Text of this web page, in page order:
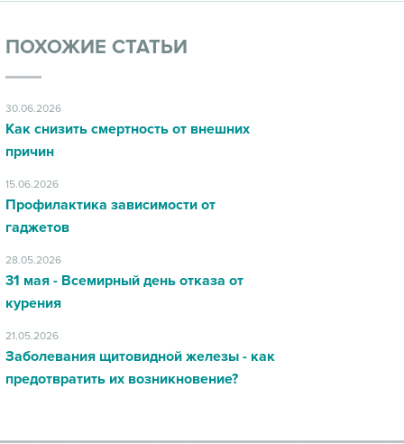
ПОХОЖИЕ СТАТЬИ
30.06.2026
Как снизить смертность от внешних
причин
15.06.2026
Профилактика зависимости от
гаджетов
28.05.2026
31 мая - Всемирный день отказа от
курения
21.05.2026
Заболевания щитовидной железы - как
предотвратить их возникновение?